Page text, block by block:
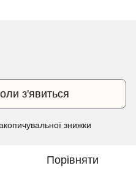
з'явиться
знижки
Порівняти